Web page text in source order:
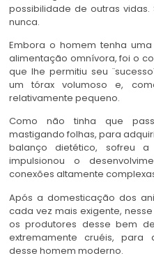
possibilidade de outras
nunca.
Embora o homem tenha
alimentação omnívora, foi o
que lhe permitiu seu
um tórax volumoso e,
relativamente pequeno.
Como não tinha que
mastigando folhas, para
balanço dietético, sofreu
impulsionou o
conexões altamente
Após a domesticação dos
cada vez mais exigente,
os produtores desse bem
extremamente cruéis,
desse homem moderno.